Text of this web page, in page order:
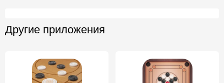
Другие приложения